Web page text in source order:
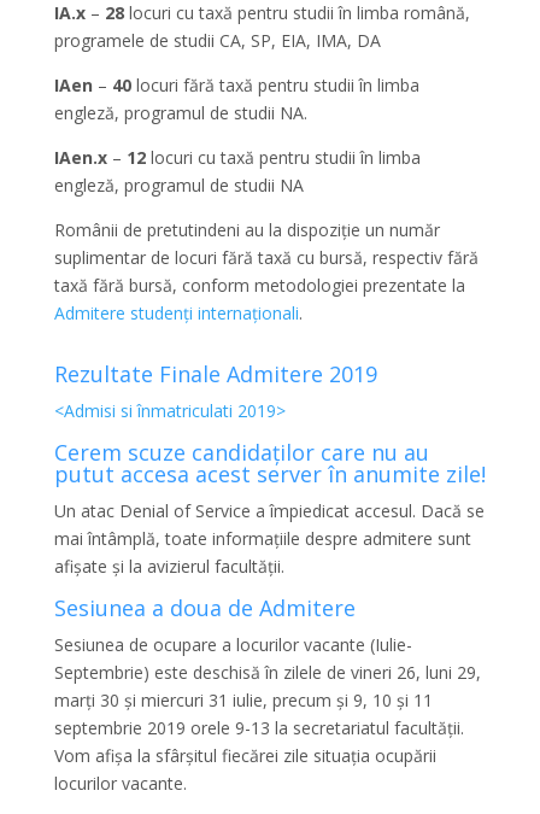
IA.x– 28locuri cu taxă pentru studii în limba română,
programele de studii CA, SP, EIA, IMA, DA
IAen – 40locuri fără taxă pentru studii în limba
engleză, programul de studii NA.
IAen.x– 12locuri cu taxă pentru studii în limba
engleză, programul de studii NA
Românii de pretutindeni au la dispoziție un număr
suplimentar de locuri fără taxă cu bursă, respectiv fără
taxă fără bursă, conform metodologiei prezentate la
Admitere studenți internaționali.
Rezultate Finale Admitere 2019
<Admisi si înmatriculati 2019>
Cerem scuze candidaților care nu au
putut accesa acest server în anumite zile!
Un atac Denial of Service a împiedicat accesul. Dacă se
mai întâmplă, toate informațiile despre admitere sunt
afișate și la avizierul facultății.
Sesiunea a doua de Admitere
Sesiunea de ocupare a locurilor vacante (Iulie-
Septembrie) este deschisă în zilele de vineri 26, luni 29,
marți 30 și miercuri 31 iulie, precum și 9, 10 și 11
septembrie 2019 orele 9-13 la secretariatul facultății.
Vom afișa la sfârșitul fiecărei zile situația ocupării
locurilor vacante.